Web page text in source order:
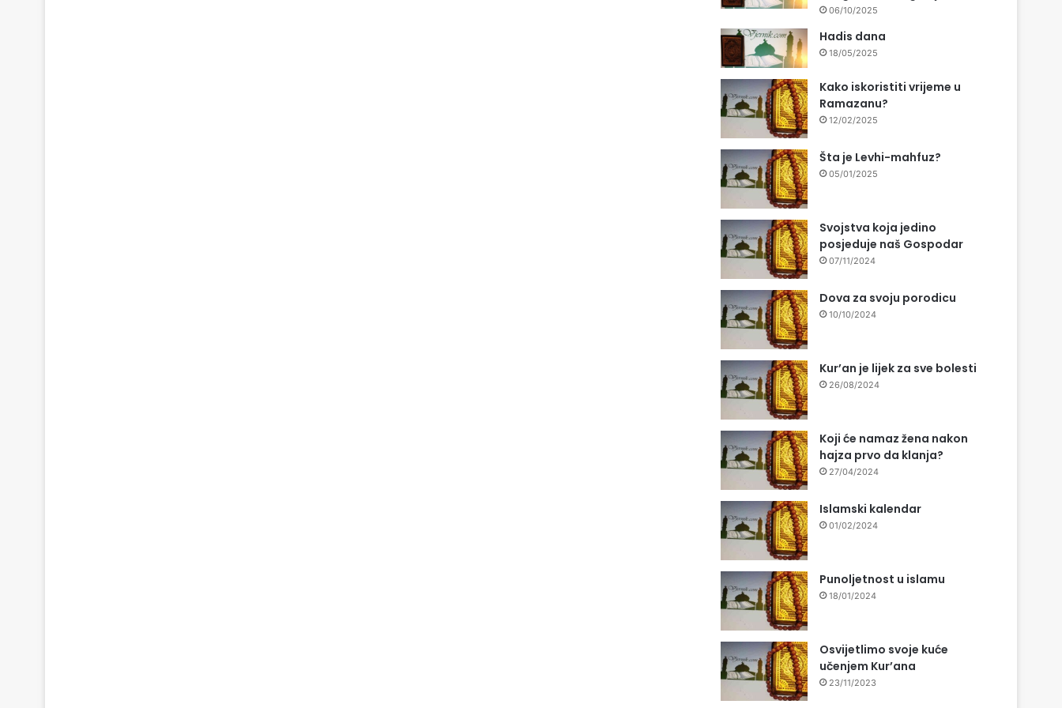
06/10/2025
Hadis dana
18/05/2025
Kako iskoristiti vrijeme u
Ramazanu?
12/02/2025
Šta je Levhi-mahfuz?
05/01/2025
Svojstva koja jedino
posjeduje naš Gospodar
07/11/2024
Dova za svoju porodicu
10/10/2024
Kur’an je lijek za sve bolesti
26/08/2024
Koji će namaz žena nakon
hajza prvo da klanja?
27/04/2024
Islamski kalendar
01/02/2024
Punoljetnost u islamu
18/01/2024
Osvijetlimo svoje kuće
učenjem Kur’ana
23/11/2023